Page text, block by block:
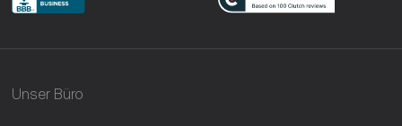
Unser Büro